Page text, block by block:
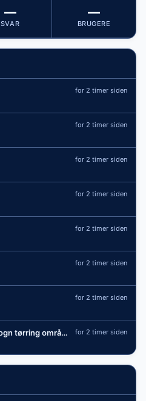
—
SVAR
—
BRUGERE
for 2 timer siden
for 2 timer siden
for 2 timer siden
for 2 timer siden
for 2 timer siden
for 2 timer siden
for 2 timer siden
onani-oral campingvogn tørring område for 2 timer siden